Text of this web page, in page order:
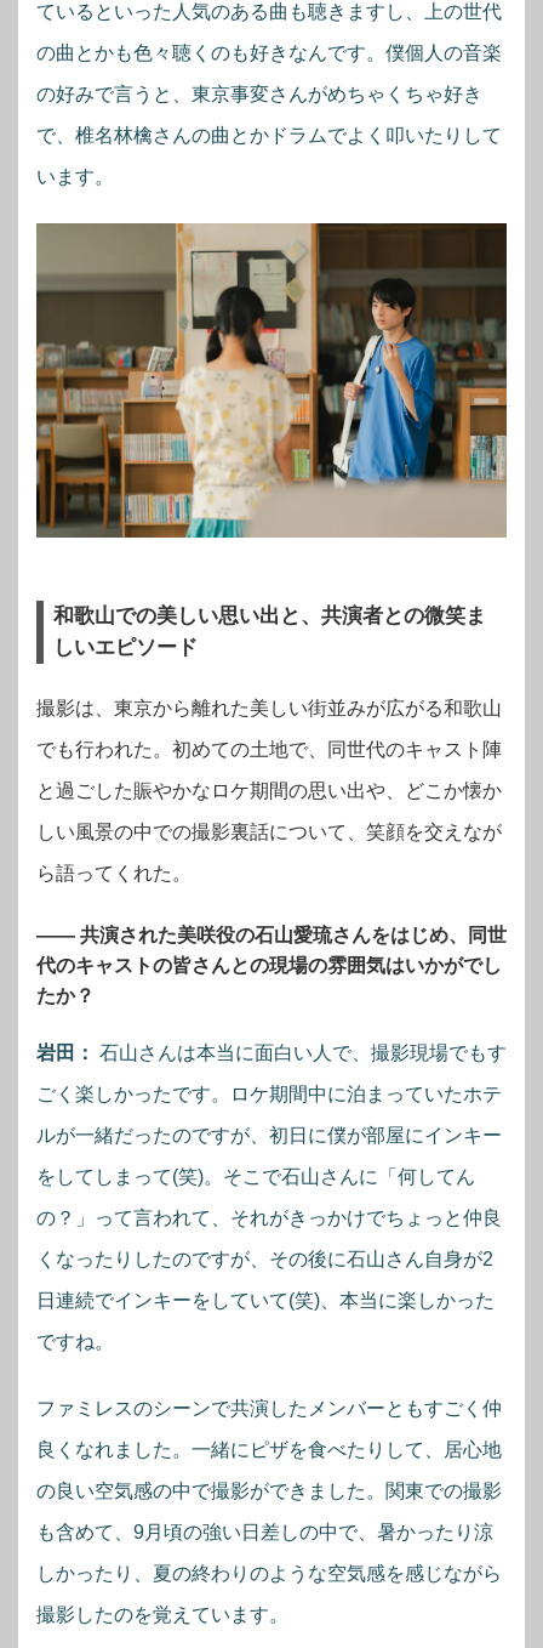
ているといった人気のある曲も聴きますし、上の世代
の曲とかも色々聴くのも好きなんです。僕個人の音楽
の好みで言うと、東京事変さんがめちゃくちゃ好き
で、椎名林檎さんの曲とかドラムでよく叩いたりして
います。
和歌山での美しい思い出と、共演者との微笑ま
しいエピソード
撮影は、東京から離れた美しい街並みが広がる和歌山
でも行われた。初めての土地で、同世代のキャスト陣
と過ごした賑やかなロケ期間の思い出や、どこか懐か
しい風景の中での撮影裏話について、笑顔を交えなが
ら語ってくれた。
―― 共演された美咲役の石山愛琉さんをはじめ、同世
代のキャストの皆さんとの現場の雰囲気はいかがでし
たか？
岩田： 石山さんは本当に面白い人で、撮影現場でもす
ごく楽しかったです。ロケ期間中に泊まっていたホテ
ルが一緒だったのですが、初日に僕が部屋にインキー
をしてしまって(笑)。そこで石山さんに「何してん
の？」って言われて、それがきっかけでちょっと仲良
くなったりしたのですが、その後に石山さん自身が2
日連続でインキーをしていて(笑)、本当に楽しかった
ですね。
ファミレスのシーンで共演したメンバーともすごく仲
良くなれました。一緒にピザを食べたりして、居心地
の良い空気感の中で撮影ができました。関東での撮影
も含めて、9月頃の強い日差しの中で、暑かったり涼
しかったり、夏の終わりのような空気感を感じながら
撮影したのを覚えています。